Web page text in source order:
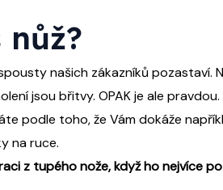
nůž?
našich zákazníků pozastaví.
jsou břitvy. OPAK je ale
podle toho, že Vám dokáže
na ruce.
z tupého nože, když ho nejvíce